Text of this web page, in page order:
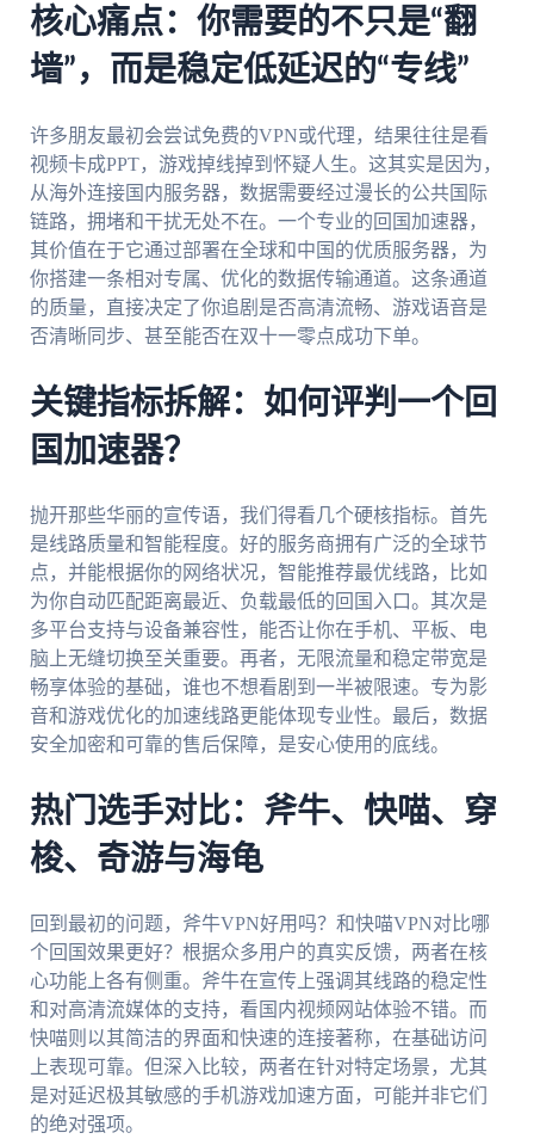
核心痛点：你需要的不只是“翻
墙”，而是稳定低延迟的“专线”
许多朋友最初会尝试免费的VPN或代理，结果往往是看
视频卡成PPT，游戏掉线掉到怀疑人生。这其实是因为，
从海外连接国内服务器，数据需要经过漫长的公共国际
链路，拥堵和干扰无处不在。一个专业的回国加速器，
其价值在于它通过部署在全球和中国的优质服务器，为
你搭建一条相对专属、优化的数据传输通道。这条通道
的质量，直接决定了你追剧是否高清流畅、游戏语音是
否清晰同步、甚至能否在双十一零点成功下单。
关键指标拆解：如何评判一个回
国加速器？
抛开那些华丽的宣传语，我们得看几个硬核指标。首先
是线路质量和智能程度。好的服务商拥有广泛的全球节
点，并能根据你的网络状况，智能推荐最优线路，比如
为你自动匹配距离最近、负载最低的回国入口。其次是
多平台支持与设备兼容性，能否让你在手机、平板、电
脑上无缝切换至关重要。再者，无限流量和稳定带宽是
畅享体验的基础，谁也不想看剧到一半被限速。专为影
音和游戏优化的加速线路更能体现专业性。最后，数据
安全加密和可靠的售后保障，是安心使用的底线。
热门选手对比：斧牛、快喵、穿
梭、奇游与海龟
回到最初的问题，斧牛VPN好用吗？和快喵VPN对比哪
个回国效果更好？根据众多用户的真实反馈，两者在核
心功能上各有侧重。斧牛在宣传上强调其线路的稳定性
和对高清流媒体的支持，看国内视频网站体验不错。而
快喵则以其简洁的界面和快速的连接著称，在基础访问
上表现可靠。但深入比较，两者在针对特定场景，尤其
是对延迟极其敏感的手机游戏加速方面，可能并非它们
的绝对强项。